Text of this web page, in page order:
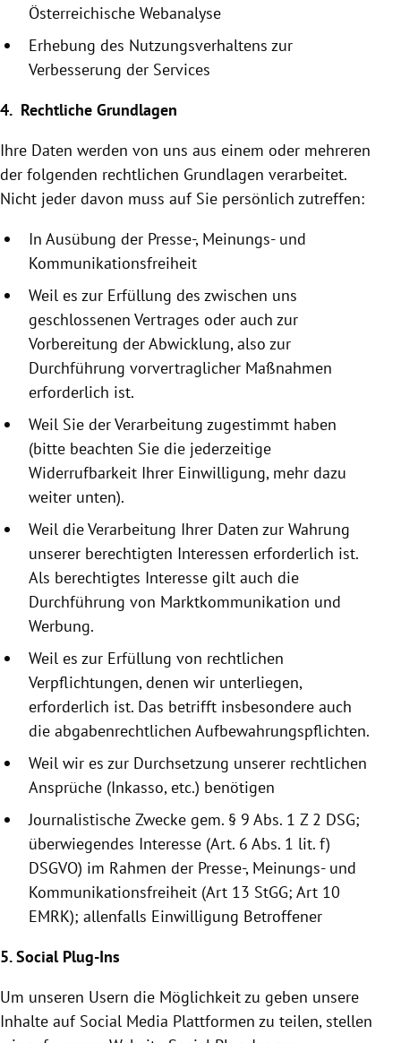
Österreichische Webanalyse
Erhebung des Nutzungsverhaltens zur
Verbesserung der Services
4. Rechtliche Grundlagen
Ihre Daten werden von uns aus einem oder mehreren
der folgenden rechtlichen Grundlagen verarbeitet.
Nicht jeder davon muss auf Sie persönlich zutreffen:
In Ausübung der Presse-, Meinungs- und
Kommunikationsfreiheit
Weil es zur Erfüllung des zwischen uns
geschlossenen Vertrages oder auch zur
Vorbereitung der Abwicklung, also zur
Durchführung vor­vertraglicher Maßnahmen
erforderlich ist.
Weil Sie der Verarbeitung zugestimmt haben
(bitte beachten Sie die jeder­zeitige
Widerrufbarkeit Ihrer Einwilligung, mehr dazu
weiter unten).
Weil die Verarbeitung Ihrer Daten zur Wahrung
unserer berechtigten Interessen erforderlich ist.
Als berechtigtes Interesse gilt auch die
Durchführung von Marktkommunikation und
Werbung.
Weil es zur Erfüllung von rechtlichen
Verpflichtungen, denen wir unterliegen,
erforderlich ist. Das betrifft insbesondere auch
die abgabenrechtlichen Aufbewahrungspflichten.
Weil wir es zur Durchsetzung unserer rechtlichen
Ansprüche (Inkasso, etc.) benötigen
Journalistische Zwecke gem. § 9 Abs. 1 Z 2 DSG;
überwiegendes Interesse (Art. 6 Abs. 1 lit. f)
DSGVO) im Rahmen der Presse-, Meinungs- und
Kommunikationsfreiheit (Art 13 StGG; Art 10
EMRK); allenfalls Einwilligung Betroffener
5. Social Plug-Ins
Um unseren Usern die Möglichkeit zu geben unsere
Inhalte auf Social Media Plattformen zu teilen, stellen